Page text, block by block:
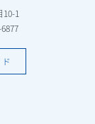
10-1